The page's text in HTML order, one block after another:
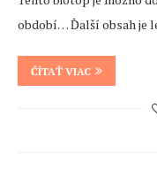
období… Ďalší obsah je
ČÍTAŤ VIAC